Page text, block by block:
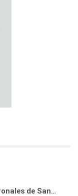
de San…